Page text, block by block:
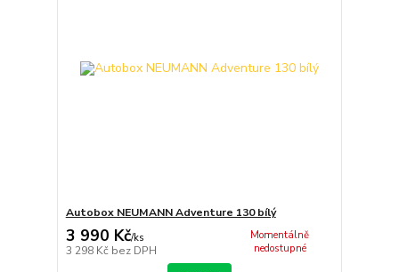
Autobox NEUMANN Adventure 130 bílý
3 990 Kč/ks
3 298 Kč bez DPH
Momentálně
nedostupné